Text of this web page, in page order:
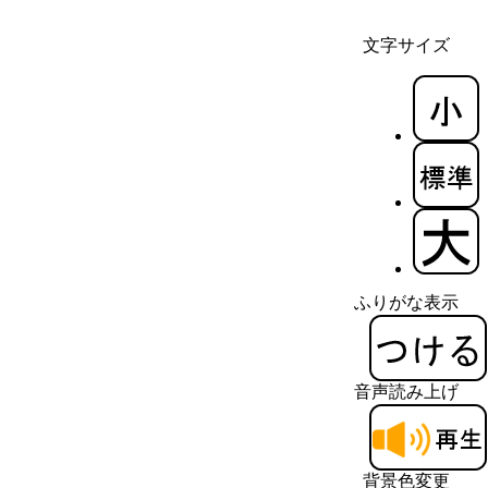
文字サイズ
ふりがな表示
音声読み上げ
背景色変更